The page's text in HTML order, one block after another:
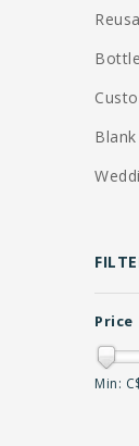
Price
Min: